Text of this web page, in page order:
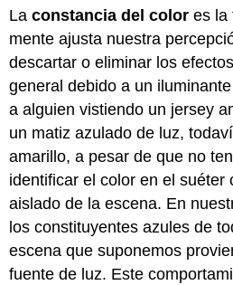
Laconstancia del color es la
mente ajusta nuestra
descartar o eliminar los
general debido a un
a alguien vistiendo un jersey
un matiz azulado de luz,
amarillo, a pesar de que no
identificar el color en el suéter
aislado de la escena. En
los constituyentes azules de
escena que suponemos
fuente de luz. Este